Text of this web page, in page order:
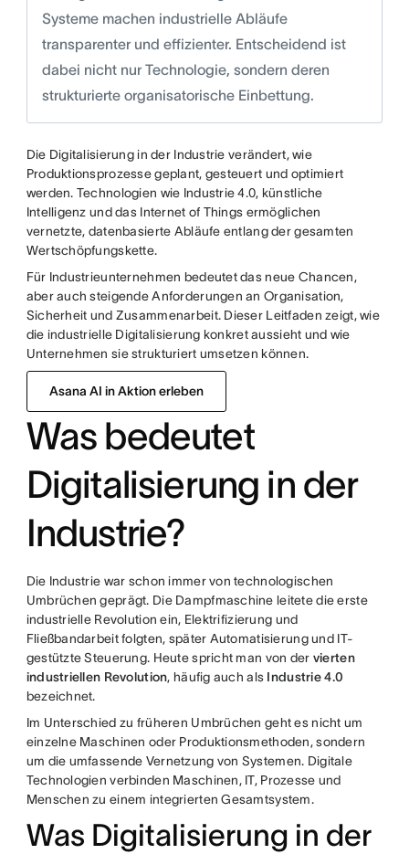
Systeme machen industrielle Abläufe
transparenter und effizienter. Entscheidend ist
dabei nicht nur Technologie, sondern deren
strukturierte organisatorische Einbettung.
Die Digitalisierung in der Industrie verändert, wie
Produktionsprozesse geplant, gesteuert und optimiert
werden. Technologien wie Industrie 4.0, künstliche
Intelligenz und das Internet of Things ermöglichen
vernetzte, datenbasierte Abläufe entlang der gesamten
Wertschöpfungskette.
Für Industrieunternehmen bedeutet das neue Chancen,
aber auch steigende Anforderungen an Organisation,
Sicherheit und Zusammenarbeit. Dieser Leitfaden zeigt, wie
die industrielle Digitalisierung konkret aussieht und wie
Unternehmen sie strukturiert umsetzen können.
Asana AI in Aktion erleben
Was bedeutet
Digitalisierung in der
Industrie?
Die Industrie war schon immer von technologischen
Umbrüchen geprägt. Die Dampfmaschine leitete die erste
industrielle Revolution ein, Elektrifizierung und
Fließbandarbeit folgten, später Automatisierung und IT-
gestützte Steuerung. Heute spricht man von der vierten
industriellen Revolution, häufig auch als Industrie 4.0
bezeichnet.
Im Unterschied zu früheren Umbrüchen geht es nicht um
einzelne Maschinen oder Produktionsmethoden, sondern
um die umfassende Vernetzung von Systemen. Digitale
Technologien verbinden Maschinen, IT, Prozesse und
Menschen zu einem integrierten Gesamtsystem.
Was Digitalisierung in der